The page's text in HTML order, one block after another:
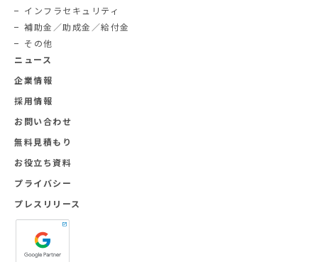
インフラセキュリティ
補助金／助成金／給付金
その他
ニュース
企業情報
採用情報
お問い合わせ
無料見積もり
お役立ち資料
プライバシー
プレスリリース